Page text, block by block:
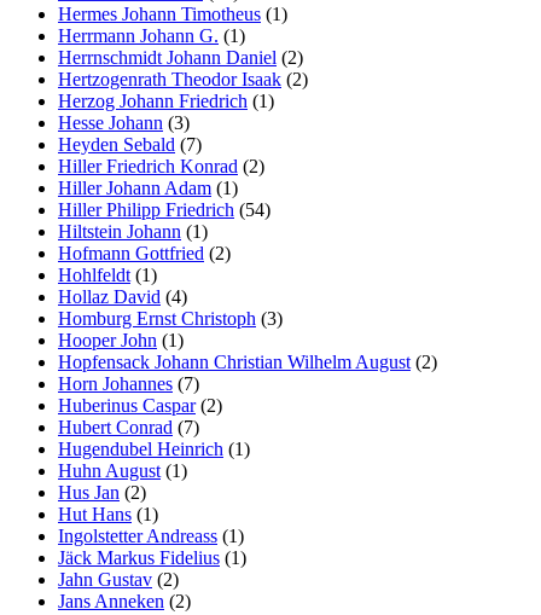
Hermes Johann Timotheus (1)
Herrmann Johann G. (1)
Herrnschmidt Johann Daniel (2)
Hertzogenrath Theodor Isaak (2)
Herzog Johann Friedrich (1)
Hesse Johann (3)
Heyden Sebald (7)
Hiller Friedrich Konrad (2)
Hiller Johann Adam (1)
Hiller Philipp Friedrich (54)
Hiltstein Johann (1)
Hofmann Gottfried (2)
Hohlfeldt (1)
Hollaz David (4)
Homburg Ernst Christoph (3)
Hooper John (1)
Hopfensack Johann Christian Wilhelm August (2)
Horn Johannes (7)
Huberinus Caspar(2)
Hubert Conrad (7)
Hugendubel Heinrich (1)
Huhn August (1)
Hus Jan (2)
Hut Hans (1)
Ingolstetter Andreass (1)
Jäck Markus Fidelius (1)
Jahn Gustav (2)
Jans Anneken (2)